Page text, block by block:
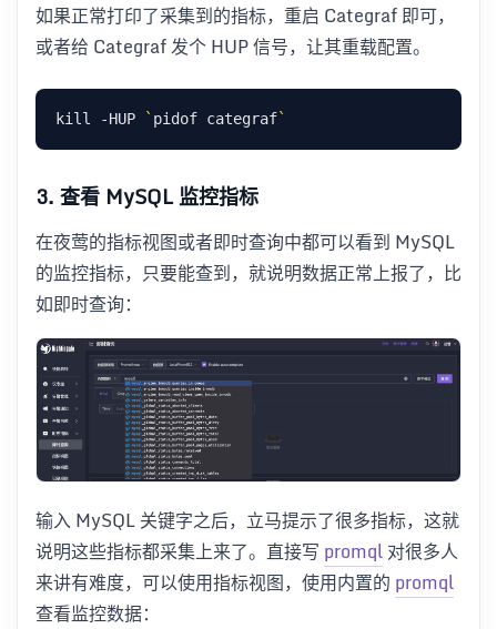
如果正常打印了采集到的指标，重启 Categraf 即可，
或者给 Categraf 发个 HUP 信号，让其重载配置。
kill -HUP ` pidof categraf`
3. 查看 MySQL 监控指标
在夜莺的指标视图或者即时查询中都可以看到 MySQL
的监控指标，只要能查到，就说明数据正常上报了，比
如即时查询：
输入 MySQL 关键字之后，立马提示了很多指标，这就
说明这些指标都采集上来了。直接写 promql对很多人
来讲有难度，可以使用指标视图，使用内置的 promql
查看监控数据：